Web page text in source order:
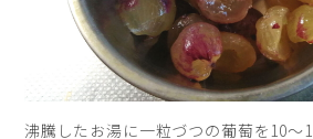
沸騰したお湯に一粒づつの葡萄を10〜